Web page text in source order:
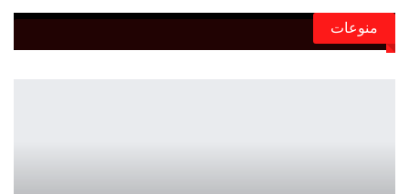
منوعات